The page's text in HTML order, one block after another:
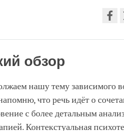
on
обзор
нашу тему зависимого
что речь идёт о
с более детальным
Контекстуальная